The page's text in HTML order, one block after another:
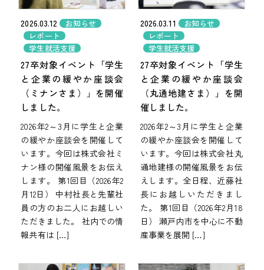
2026.03.12 お知らせ
レポート
学生就活支援
27卒対象イベント「学生
と企業の緩やか座談会
（ミナンさま）」を開催
しました。
2026年2～3月に学生と企業
の緩やか座談会を開催して
います。今回は株式会社ミ
ナン様の開催風景をお伝え
します。 第1回目（2026年2
月12日） 中村社長と先輩社
員の方のお二人にお越しい
ただきました。 社内での情
報共有は […]
2026.03.11
お知らせ
レポート
学生就活支援
27卒対象イベント「学生
と企業の緩やか座談会
（丸通地建さま）」を開
催しました。
2026年2～3月に学生と企業
の緩やか座談会を開催して
います。今回は株式会社丸
通地建様の開催風景をお伝
えします。全日程、近藤社
長にお越しいただきまし
た。 第1回目（2026年2月18
日） 瀬戸内市を中心に不動
産事業を展開 […]